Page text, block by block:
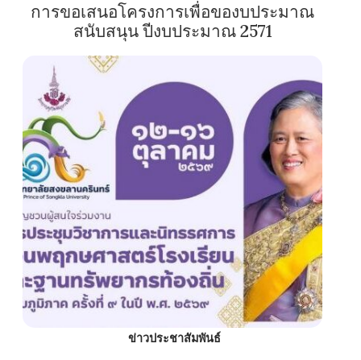
การขอเสนอโครงการเพื่อของบประมาณ
สนับสนุน ปีงบประมาณ 2571
ข่าวประชาสัมพันธ์